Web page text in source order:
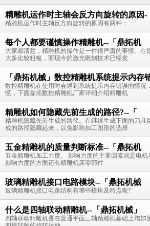
精雕机运作时主轴会反方向旋转的原因-
精雕机运作时主轴反方向旋转的原因有两种：
每个人都要谨慎操作精雕机--「鼎拓机
大家都清楚，精雕机的操作是一件很严肃的事情。在
大多比较粗糙，而现今的激光雕刻技术已经发
「鼎拓机械」数控精雕机系统提示内存
数控精雕机在使用时会遇到系统提示内存错误的情况
慌，下面鼎拓数控精雕机厂家详细介绍精雕机
精雕机如何隐藏先前生成的路径?--「
精雕机隐藏先前生成的路径。在继续生成下面的刀具
成的路径隐藏起来，以免影响加工图形的选择
五金精雕机的质量判断标准--「鼎拓机
五金精雕机加工力度。 影响力度的主要因素就是电机
影响力度的方面还有精雕机床零部件
玻璃精雕机接口电路模块--「鼎拓机械
玻璃精雕机接口电路结构有哪些模块及特点呢?
什么是四轴联动精雕机--「鼎拓机械」
四轴联动精雕机是在普通平面三轴精雕机基础上增